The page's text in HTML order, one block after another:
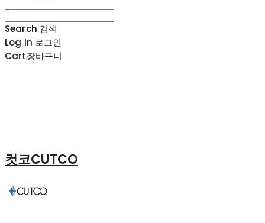
Search 검색
Log In 로그인
Cart장바구니
컷코CUTCO